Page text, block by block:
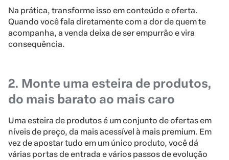
Na prática, transforme isso em conteúdo e oferta.
Quando você fala diretamente com a dor de quem te
acompanha, a venda deixa de ser empurrão e vira
consequência.
2. Monte uma esteira de produtos,
do mais barato ao mais caro
Uma esteira de produtos é um conjunto de ofertas em
níveis de preço, da mais acessível à mais premium. Em
vez de apostar tudo em um único produto, você dá
várias portas de entrada e vários passos de evolução